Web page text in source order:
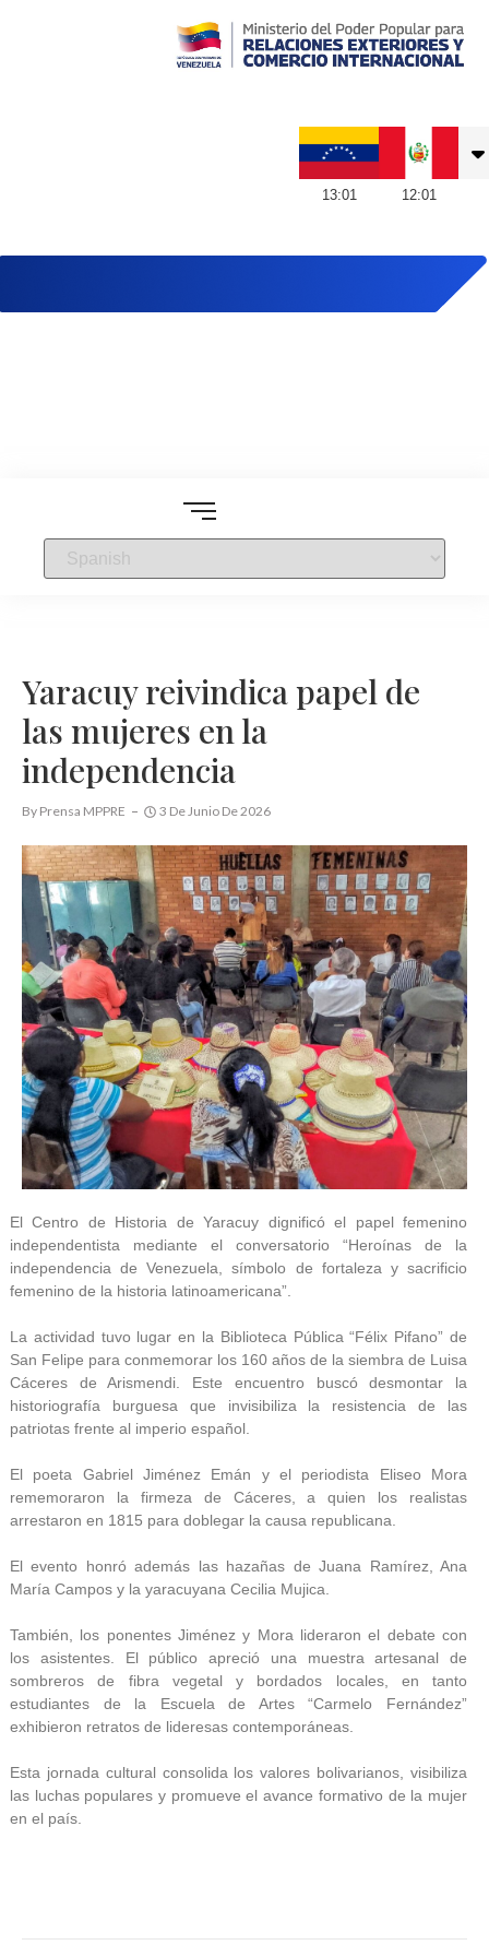
13:01 12:01
Yaracuy reivindica papel de
las mujeres en la
independencia
By Prensa MPPRE 3 De Junio De 2026
El Centro de Historia de Yaracuy dignificó el papel femenino
independentista mediante el conversatorio “Heroínas de la
independencia de Venezuela, símbolo de fortaleza y sacrificio
femenino de la historia latinoamericana”.
La actividad tuvo lugar en la Biblioteca Pública “Félix Pifano” de
San Felipe para conmemorar los 160 años de la siembra de Luisa
Cáceres de Arismendi. Este encuentro buscó desmontar la
historiografía burguesa que invisibiliza la resistencia de las
patriotas frente al imperio español.
El poeta Gabriel Jiménez Emán y el periodista Eliseo Mora
rememoraron la firmeza de Cáceres, a quien los realistas
arrestaron en 1815 para doblegar la causa republicana.
El evento honró además las hazañas de Juana Ramírez, Ana
María Campos y la yaracuyana Cecilia Mujica.
También, los ponentes Jiménez y Mora lideraron el debate con
los asistentes. El público apreció una muestra artesanal de
sombreros de fibra vegetal y bordados locales, en tanto
estudiantes de la Escuela de Artes “Carmelo Fernández”
exhibieron retratos de lideresas contemporáneas.
Esta jornada cultural consolida los valores bolivarianos, visibiliza
las luchas populares y promueve el avance formativo de la mujer
en el país.